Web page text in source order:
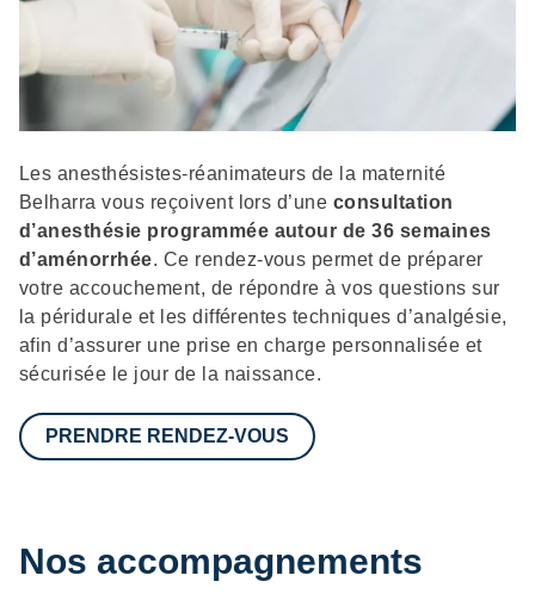
Description
Les anesthésistes-réanimateurs de la maternité
Belharra vous reçoivent lors d’une consultation
d’anesthésie programmée autour de 36 semaines
d’aménorrhée. Ce rendez-vous permet de préparer
votre accouchement, de répondre à vos questions sur
la péridurale et les différentes techniques d’analgésie,
afin d’assurer une prise en charge personnalisée et
sécurisée le jour de la naissance.
PRENDRE RENDEZ-VOUS
Nos accompagnements